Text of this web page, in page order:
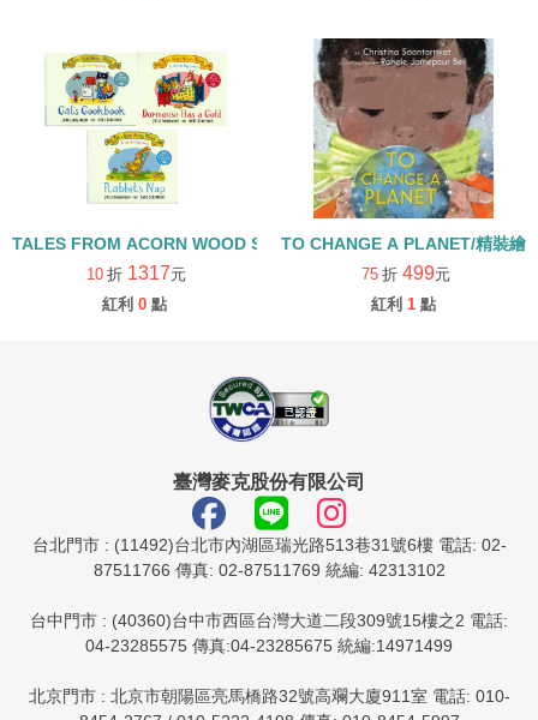
TALES FROM ACORN WOOD STORY COLLECTION 生活日常組/
10 折 1317元
紅利 0 點
TO CHANGE A PLANET/精裝繪
75 折 499元
紅利 1 點
臺灣麥克股份有限公司
台北門市 : (11492)台北市內湖區瑞光路513巷31號6樓 電話: 02-
87511766 傳真: 02-87511769 統編: 42313102
台中門市 : (40360)台中市西區台灣大道二段309號15樓之2 電話:
04-23285575 傳真:04-23285675 統編:14971499
北京門市 : 北京市朝陽區亮馬橋路32號高斕大廈911室 電話: 010-